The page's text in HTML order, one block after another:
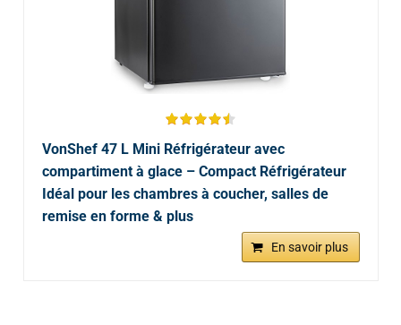
VonShef 47 L Mini Réfrigérateur avec
compartiment à glace – Compact Réfrigérateur
Idéal pour les chambres à coucher, salles de
remise en forme & plus
En savoir plus